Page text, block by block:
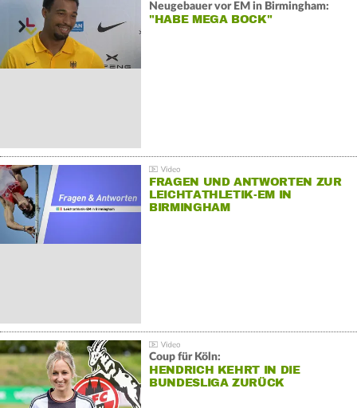
Neugebauer vor EM in Birmingham:
"HABE MEGA BOCK"
FRAGEN UND ANTWORTEN ZUR
LEICHTATHLETIK-EM IN
BIRMINGHAM
Coup für Köln:
HENDRICH KEHRT IN DIE
BUNDESLIGA ZURÜCK